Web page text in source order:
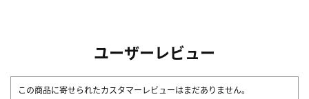
ユーザーレビュー
この商品に寄せられたカスタマーレビューはまだありません。